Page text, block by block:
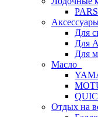
Для
Для
Для
Масло
Отдых на